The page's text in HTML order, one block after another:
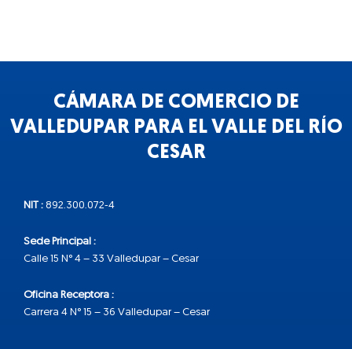
CÁMARA DE COMERCIO DE
VALLEDUPAR PARA EL VALLE DEL RÍO
CESAR
NIT : 892.300.072-4
Sede Principal :
Calle 15 N° 4 – 33 Valledupar – Cesar
Oficina Receptora :
Carrera 4 N° 15 – 36 Valledupar – Cesar